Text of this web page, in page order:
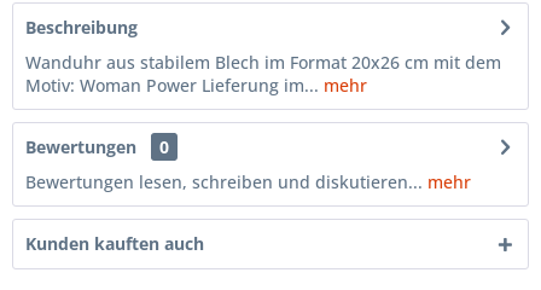
Beschreibung
Wanduhr aus stabilem Blech im Format 20x26 cm mit dem
Motiv: Woman Power Lieferung im... mehr
Bewertungen
0
Bewertungen lesen, schreiben und diskutieren... mehr
Kunden kauften auch